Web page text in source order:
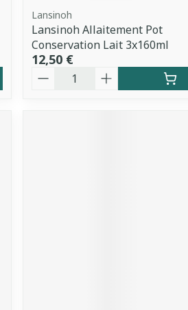
Lansinoh
Lansinoh Allaitement Pot
Conservation Lait 3x160ml
12,50 €
Quantité